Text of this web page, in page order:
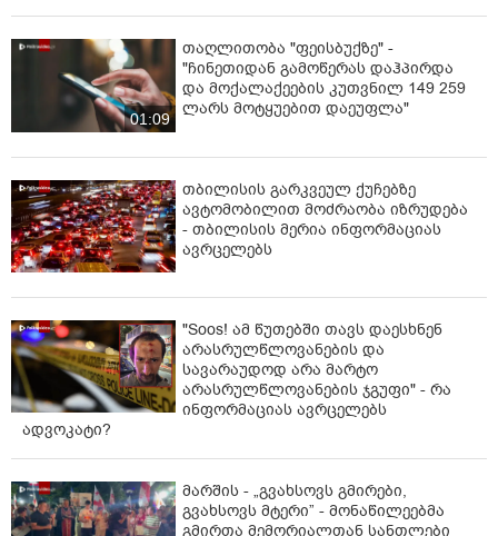
01:09
თაღლითობა "ფეისბუქზე" -
"ჩინეთიდან გამოწერას დაჰპირდა
და მოქალაქეების კუთვნილ 149 259
ლარს მოტყუებით დაეუფლა"
თბილისის გარკვეულ ქუჩებზე
ავტომობილით მოძრაობა იზრუდება
- თბილისის მერია ინფორმაციას
ავრცელებს
"Soos! ამ წუთებში თავს დაესხნენ
არასრულწლოვანების და
სავარაუდოდ არა მარტო
არასრულწლოვანების ჯგუფი" - რა
ინფორმაციას ავრცელებს
ადვოკატი?
მარშის - „გვახსოვს გმირები,
გვახსოვს მტერი” - მონაწილეებმა
გმირთა მემორიალთან სანთლები